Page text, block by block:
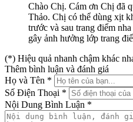
Chào Chị. Cám ơn Chị đã
Thảo. Chị có thể dùng xịt
trước và sau trang điểm
gây ảnh hưởng lớp trang
(*) Hiệu quả nhanh chậm khác
Thêm bình luận và đánh giá
Họ và Tên *
Số Điện Thoại *
Nội Dung Bình Luận *